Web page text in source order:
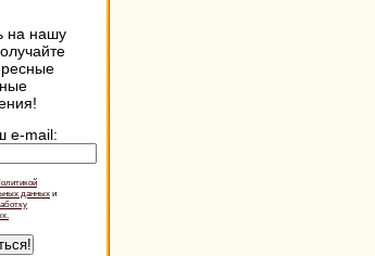
на нашу
e-mail:
данных и